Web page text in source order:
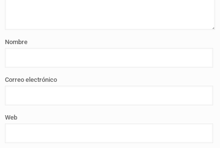
Nombre
Correo electrónico
Web